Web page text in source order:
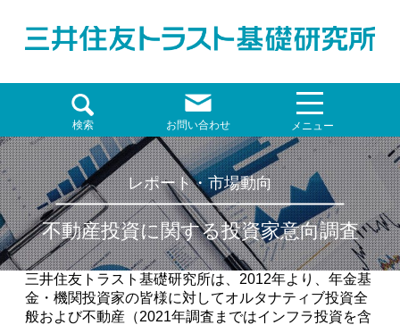
検索 お問い合わせ メニュー
レポート・市場動向
不動産投資に関する投資家意向調査
三井住友トラスト基礎研究所は、2012年より、年金基
金・機関投資家の皆様に対してオルタナティブ投資全
般および不動産（2021年調査まではインフラ投資を含